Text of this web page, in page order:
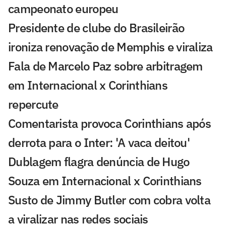
campeonato europeu
Presidente de clube do Brasileirão
ironiza renovação de Memphis e viraliza
Fala de Marcelo Paz sobre arbitragem
em Internacional x Corinthians
repercute
Comentarista provoca Corinthians após
derrota para o Inter: 'A vaca deitou'
Dublagem flagra denúncia de Hugo
Souza em Internacional x Corinthians
Susto de Jimmy Butler com cobra volta
a viralizar nas redes sociais